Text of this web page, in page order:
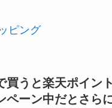
ピング
うと楽天ポイン
ペーン中だとさら